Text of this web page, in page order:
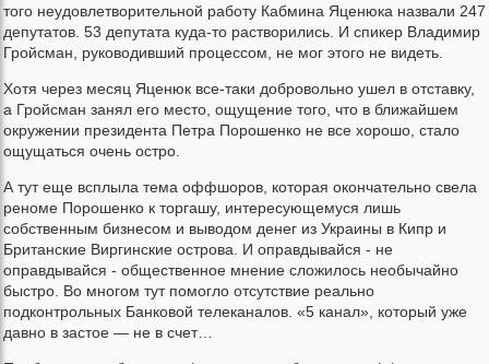
того неудовлетворительной работу Кабмина Яценюка назвали 247
депутатов. 53 депутата куда-то растворились. И спикер Владимир
Гройсман, руководивший процессом, не мог этого не видеть.
Хотя через месяц Яценюк все-таки добровольно ушел в отставку,
а Гройсман занял его место, ощущение того, что в ближайшем
окружении президента Петра Порошенко не все хорошо, стало
ощущаться очень остро.
А тут еще всплыла тема оффшоров, которая окончательно свела
реноме Порошенко к торгашу, интересующемуся лишь
собственным бизнесом и выводом денег из Украины в Кипр и
Британские Виргинские острова. И оправдывайся - не
оправдывайся - общественное мнение сложилось необычайно
быстро. Во многом тут помогло отсутствие реально
подконтрольных Банковой телеканалов. «5 канал», который уже
давно в застое — не в счет…